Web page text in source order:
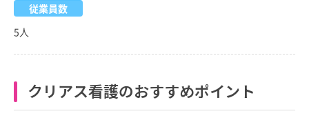
従業員数
5人
クリアス看護のおすすめポイント